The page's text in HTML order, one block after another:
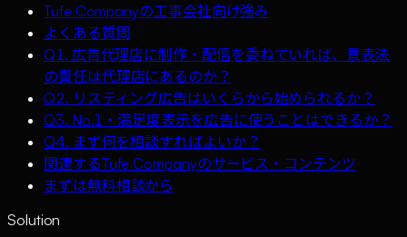
Tufe Companyの工事会社向け強み
よくある質問
Q1. 広告代理店に制作・配信を委ねていれば、景表法
の責任は代理店にあるのか？
Q2. リスティング広告はいくらから始められるか？
Q3. No.1・満足度表示を広告に使うことはできるか？
Q4. まず何を相談すればよいか？
関連するTufe Companyのサービス・コンテンツ
まずは無料相談から
Solution